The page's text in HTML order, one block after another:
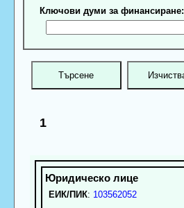
Ключови думи за финансиране:
1
ЕИК/ПИК: 103562052